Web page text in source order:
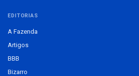
EDITORIAS
A Fazenda
Artigos
BBB
Bizarro